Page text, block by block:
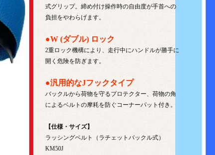
式グリップ。締め付け操作時の自由度が手首への
負担をやわらげます。
●W (ダブル) ロック
2重ロック機構により、走行中にハンドルが勝手に
開く危険を防ぎます。
●汎用的なJフックタイプ
バックルから荷物を守るプロテクター、荷物の角
によるベルトの摩耗を防ぐコーナーパット付き。
【仕様・サイズ】
ラッシングベルト（ラチェットバックル式）
KM50J